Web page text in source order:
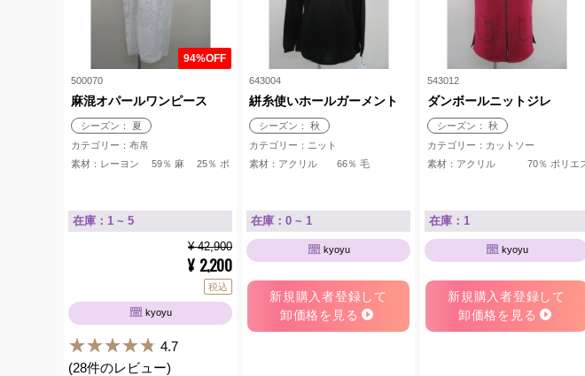
94%OFF
500070
麻混オパールワンピース
シーズン： 夏
カテゴリー：布帛
素材：レーヨン 59％ 麻 25％ ポリエステル 16％ 裏地 キュプラ 100％
在庫：1 ~ 5
¥ 42,900
¥ 2,200
税込
kyoyu
4.7
(28件のレビュー)
643004
絣糸使いホールガーメント
シーズン： 秋
カテゴリー：ニット
素材：アクリル 66％ 毛 26％ ナイロン 8％
在庫：0 ~ 1
kyoyu
新規購入者登録して
卸価格を見る
543012
ダンボールニットジレ
シーズン： 秋
カテゴリー：カットソー
素材：アクリル 70％
在庫：1
kyoyu
新規購入者登録して
卸価格を見る